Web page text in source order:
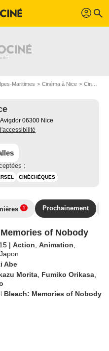
profil search
Maritimes Cinéma à Nice Cinéma Megarama Nice
06300 Nice
:
CINÉCHÈQUES
1 Prochainement
of Nobody
| Action ,Animation
Japon
Abe
Morita Fumiko Orikasa
Bleach: Memories of Nobody